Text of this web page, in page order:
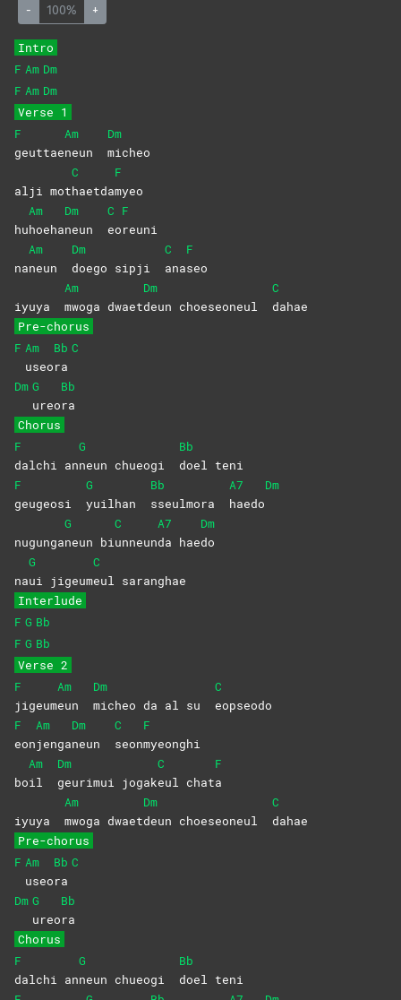
- 100% +
Intro
F Am Dm
F Am Dm
Verse 1
F
geuttae
Am
neun
Dm
micheo
alji mot
C
haetda
F
myeo
hu
Am
hoeha
Dm
neun
C
eo
F
reuni
na
Am
neun
Dm
doego sipji
C
ana
F
seo
iyuya
Am
mwoga dwaet
Dm
deun choeseoneul
C
dahae
Pre-chorus
F Am
useo
Bb
ra
C
Dm G
ureo
Bb
ra
Chorus
F
dalchi an
G
neun chueogi
Bb
doel teni
F
geugeosi
G
yuilhan
Bb
sseulmora
A7
haedo
Dm
nugunga
G
neun bi
C
unneun
A7
da hae
Dm
do
na
G
ui
jigeum
C
eul saranghae
Interlude
F G Bb
F G Bb
Verse 2
F
jigeum
Am
eun
Dm
micheo da al su
C
eopseodo
F
eon
Am
jenga
Dm
neun
C
seon
F
myeonghi
bo
Am
il
Dm
geurimui
jogak
C
eul chat
F
a
iyuya
Am
mwoga dwaet
Dm
deun choeseoneul
C
dahae
Pre-chorus
F Am
useo
Bb
ra
C
Dm G
ureo
Bb
ra
Chorus
F
dalchi an
G
neun chueogi
Bb
doel teni